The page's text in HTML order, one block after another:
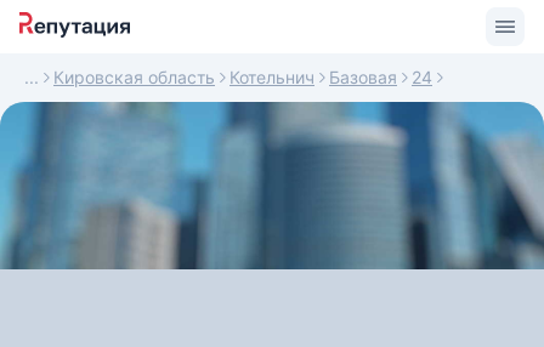
Кировская область Котельнич Базовая 24